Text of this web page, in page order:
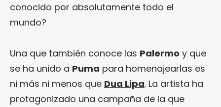
conocido por absolutamente todo el
mundo?
Una que también conoce las Palermo y que
se ha unido a Puma para homenajearlas es
ni más ni menos que Dua Lipa. La artista ha
protagonizado una campaña de la que